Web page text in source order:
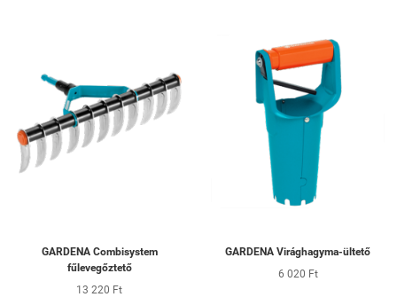
GARDENA Combisystem
fűlevegőztető
13 220 Ft
GARDENA Virághagyma-ültető
6 020 Ft